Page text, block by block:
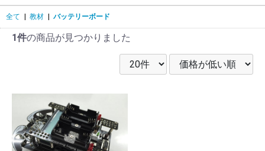
全て 教材 バッテリーボード
1件の商品が見つかりました